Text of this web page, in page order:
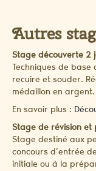
Autres
Stage découverte 2
Techniques de
recuire et souder.
médaillon en
En savoir plus :
Stage de révision et
Stage destiné aux
concours d’entrée
initiale ou à la